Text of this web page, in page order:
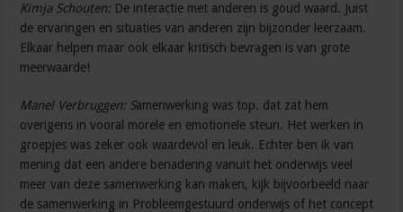
Kimja Schouten: De interactie met anderen is goud waard. Juist
de ervaringen en situaties van anderen zijn bijzonder leerzaam.
Elkaar helpen maar ook elkaar kritisch bevragen is van grote
meerwaarde!
Manel Verbruggen: Samenwerking was top. dat zat hem
overigens in vooral morele en emotionele steun. Het werken in
groepjes was zeker ook waardevol en leuk. Echter ben ik van
mening dat een andere benadering vanuit het onderwijs veel
meer van deze samenwerking kan maken, kijk bijvoorbeeld naar
de samenwerking in Probleemgestuurd onderwijs of het concept